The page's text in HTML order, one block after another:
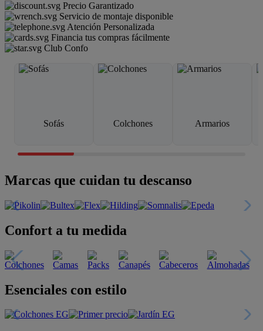
Precio Garantizado
Servicio de montaje disponible
Atención Personalizada
Financia tus compras fácilmente
Club Confo
Sofás Colchones Armarios
Marcas que cuidan tu descanso
Confort a tu medida
Esenciales con estilo